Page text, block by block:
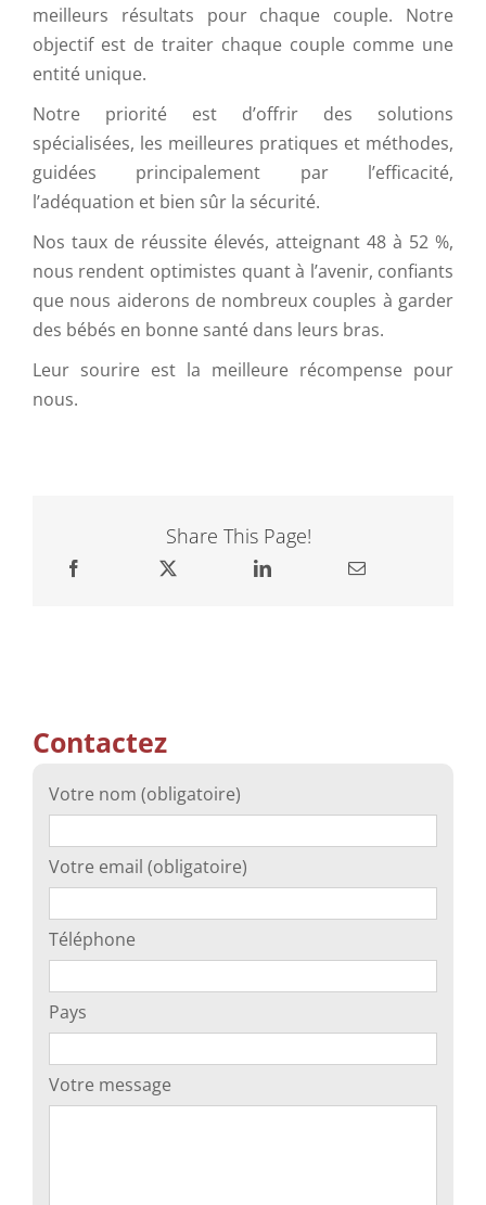
meilleurs résultats pour chaque couple. Notre
objectif est de traiter chaque couple comme une
entité unique.
Notre priorité est d’offrir des solutions
spécialisées, les meilleures pratiques et méthodes,
guidées principalement par l’efficacité,
l’adéquation et bien sûr la sécurité.
Nos taux de réussite élevés, atteignant 48 à 52 %,
nous rendent optimistes quant à l’avenir, confiants
que nous aiderons de nombreux couples à garder
des bébés en bonne santé dans leurs bras.
Leur sourire est la meilleure récompense pour
nous.
Share This Page!
Contactez
Votre nom (obligatoire)
Votre email (obligatoire)
Téléphone
Pays
Votre message